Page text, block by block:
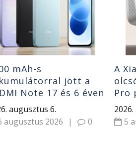
mAh-s
jött a
Note 17 és 6 éven
frissítéseket
augusztus 6.
augusztus 2026
| 0
A
Pro
5